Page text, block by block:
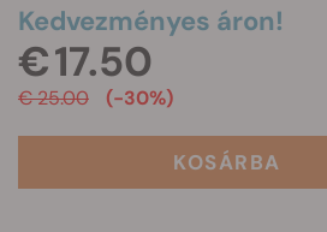
Kedvezményes áron!
€ 17.50
€ 25.00 (-30%)
KOSÁRBA